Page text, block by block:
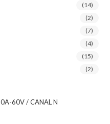
(14)
(2)
(7)
(4)
(15)
(2)
60V / CANAL N